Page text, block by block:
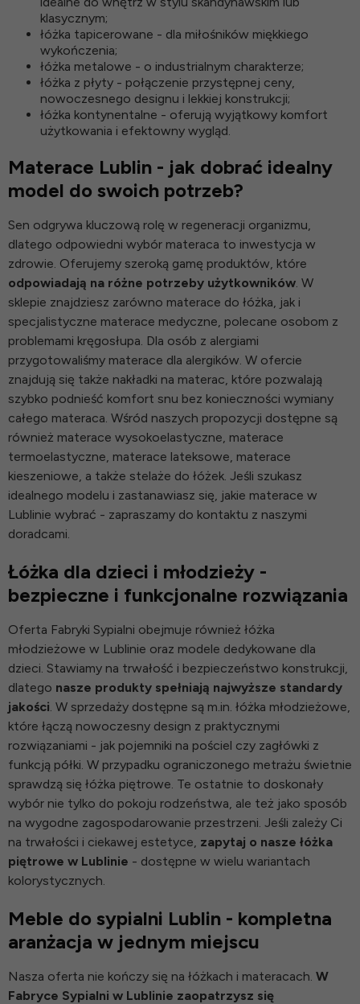
klasycznym;
łóżka tapicerowane - dla miłośników miękkiego
wykończenia;
łóżka metalowe - o industrialnym charakterze;
łóżka z płyty - połączenie przystępnej ceny,
nowoczesnego designu i lekkiej konstrukcji;
łóżka kontynentalne - oferują wyjątkowy komfort
użytkowania i efektowny wygląd.
Materace Lublin - jak dobrać idealny
model do swoich potrzeb?
Sen odgrywa kluczową rolę w regeneracji organizmu,
dlatego odpowiedni wybór materaca to inwestycja w
zdrowie. Oferujemy szeroką gamę produktów, które
odpowiadają na różne potrzeby użytkowników. W
sklepie znajdziesz zarówno materace do łóżka, jak i
specjalistyczne materace medyczne, polecane osobom z
problemami kręgosłupa. Dla osób z alergiami
przygotowaliśmy materace dla alergików. W ofercie
znajdują się także nakładki na materac, które pozwalają
szybko podnieść komfort snu bez konieczności wymiany
całego materaca. Wśród naszych propozycji dostępne są
również materace wysokoelastyczne, materace
termoelastyczne, materace lateksowe, materace
kieszeniowe, a także stelaże do łóżek. Jeśli szukasz
idealnego modelu i zastanawiasz się, jakie materace w
Lublinie wybrać - zapraszamy do kontaktu z naszymi
doradcami.
Łóżka dla dzieci i młodzieży -
bezpieczne i funkcjonalne rozwiązania
Oferta Fabryki Sypialni obejmuje również łóżka
młodzieżowe w Lublinie oraz modele dedykowane dla
dzieci. Stawiamy na trwałość i bezpieczeństwo konstrukcji,
dlatego nasze produkty spełniają najwyższe standardy
jakości. W sprzedaży dostępne są m.in. łóżka młodzieżowe,
które łączą nowoczesny design z praktycznymi
rozwiązaniami - jak pojemniki na pościel czy zagłówki z
funkcją półki. W przypadku ograniczonego metrażu świetnie
sprawdzą się łóżka piętrowe. Te ostatnie to doskonały
wybór nie tylko do pokoju rodzeństwa, ale też jako sposób
na wygodne zagospodarowanie przestrzeni. Jeśli zależy Ci
na trwałości i ciekawej estetyce, zapytaj o nasze łóżka
piętrowe w Lublinie - dostępne w wielu wariantach
kolorystycznych.
Meble do sypialni Lublin - kompletna
aranżacja w jednym miejscu
Nasza oferta nie kończy się na łóżkach i materacach. W
Fabryce Sypialni w Lublinie zaopatrzysz się